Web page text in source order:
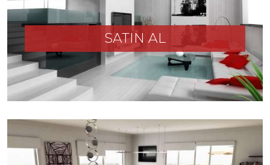
SATIN AL